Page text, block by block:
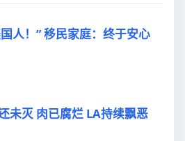
人！” 移民家庭：终于安心
未灭 肉已腐烂 LA持续飘恶